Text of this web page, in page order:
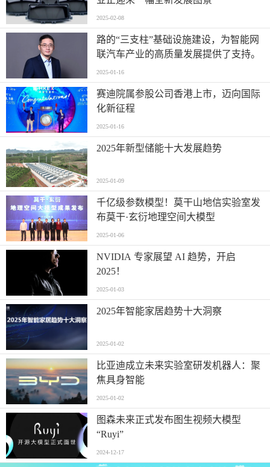
2025-02-08
路的“三支柱”基础设施建设，为智能网
联汽车产业的高质量发展提供了支持。
2025-01-16
赛迪院属参股公司香港上市，迈向国际
化新征程
2025-01-16
2025年新型储能十大发展趋势
2025-01-09
千亿级参数模型！莫干山地信实验室发
布莫干·玄衍地理空间大模型
2025-01-06
NVIDIA 专家展望 AI 趋势，开启
2025！
2025-01-03
2025年智能家居趋势十大洞察
2025-01-02
比亚迪成立未来实验室研发机器人：聚
焦具身智能
2025-01-02
图森未来正式发布图生视频大模型
“Ruyi”
2024-12-17